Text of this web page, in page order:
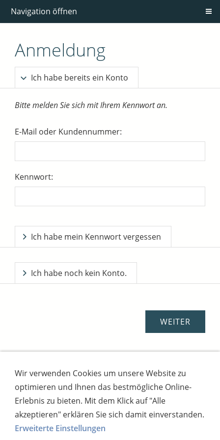
Navigation öffnen
Anmeldung
Ich habe bereits ein Konto
Bitte melden Sie sich mit Ihrem Kennwort an.
E-Mail oder Kundennummer:
Kennwort:
Ich habe mein Kennwort vergessen
Ich habe noch kein Konto.
Impressum AGB
Widerrufsbutton
Widerrufsrecht
Online-Streitschlichtung
Datenschutz
Versand
Bezahlsysteme
Kontakt
Disclaimer Versandtage Cookies
Bankverbindung: Consorsbank, Kt-Inhaber:
Wir verwenden Cookies um unsere Website zu
optimieren und Ihnen das bestmögliche Online-
Erlebnis zu bieten. Mit dem Klick auf "Alle
akzeptieren" erklären Sie sich damit einverstanden.
Erweiterte Einstellungen